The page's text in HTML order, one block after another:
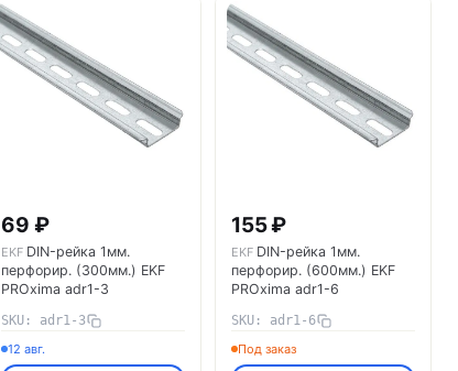
69 ₽
EKF DIN-рейка 1мм.
перфорир. (300мм.) EKF
PROxima adr1-3
SKU: adr1-3
12 авг.
155 ₽
EKF DIN-рейка 1мм.
перфорир. (600мм.) EKF
PROxima adr1-6
SKU: adr1-6
Под заказ